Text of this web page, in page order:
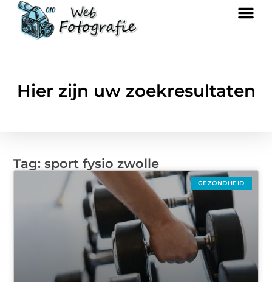
Hier zijn uw zoekresultaten
Tag: sport fysio zwolle
GEZONDHEID